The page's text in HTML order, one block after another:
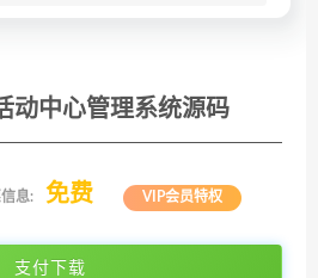
动中心管理系统源码
息: 免费 VIP会员特权
支付下载